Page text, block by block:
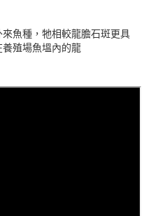
魚種，牠相較龍膽石斑更具
殖場魚塭內的龍